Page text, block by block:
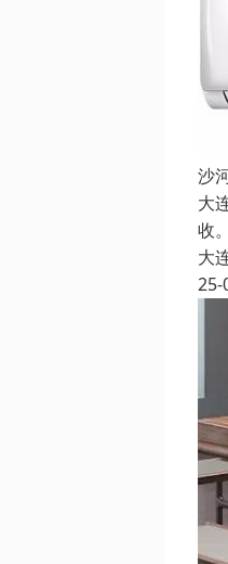
沙
大
收
大
25-